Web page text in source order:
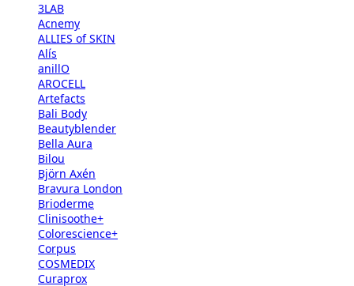
3LAB
Acnemy
ALLIES of SKIN
Alís
anillO
AROCELL
Artefacts
Bali Body
Beautyblender
Bella Aura
Bilou
Björn Axén
Bravura London
Brioderme
Clinisoothe+
Colorescience+
Corpus
COSMEDIX
Curaprox